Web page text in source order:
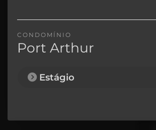
CONDOMÍNIO
Port Arthur
Estágio